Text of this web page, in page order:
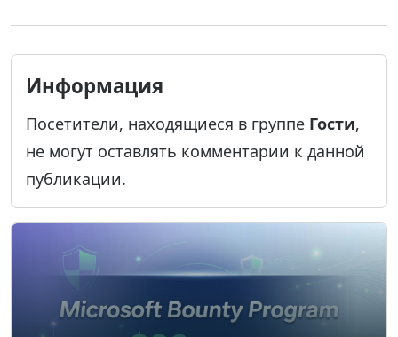
Информация
Посетители, находящиеся в группе Гости,
не могут оставлять комментарии к данной
публикации.